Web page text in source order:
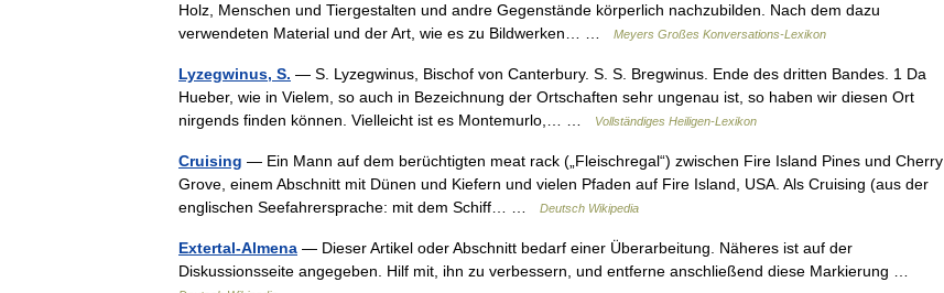
Holz, Menschen und Tiergestalten und andre Gegenstände körperlich nachzubilden. Nach dem dazu
verwendeten Material und der Art, wie es zu Bildwerken… …
Meyers Großes Konversations-Lexikon
Lyzegwinus, S. — S. Lyzegwinus, Bischof von Canterbury. S. S. Bregwinus. Ende des dritten Bandes. 1 Da
Hueber, wie in Vielem, so auch in Bezeichnung der Ortschaften sehr ungenau ist, so haben wir diesen Ort
nirgends finden können. Vielleicht ist es Montemurlo,… …
Vollständiges Heiligen-Lexikon
Cruising — Ein Mann auf dem berüchtigten meat rack („Fleischregal“) zwischen Fire Island Pines und Cherry
Grove, einem Abschnitt mit Dünen und Kiefern und vielen Pfaden auf Fire Island, USA. Als Cruising (aus der
englischen Seefahrersprache: mit dem Schiff… …
Deutsch Wikipedia
Extertal-Almena — Dieser Artikel oder Abschnitt bedarf einer Überarbeitung. Näheres ist auf der
Diskussionsseite angegeben. Hilf mit, ihn zu verbessern, und entferne anschließend diese Markierung …